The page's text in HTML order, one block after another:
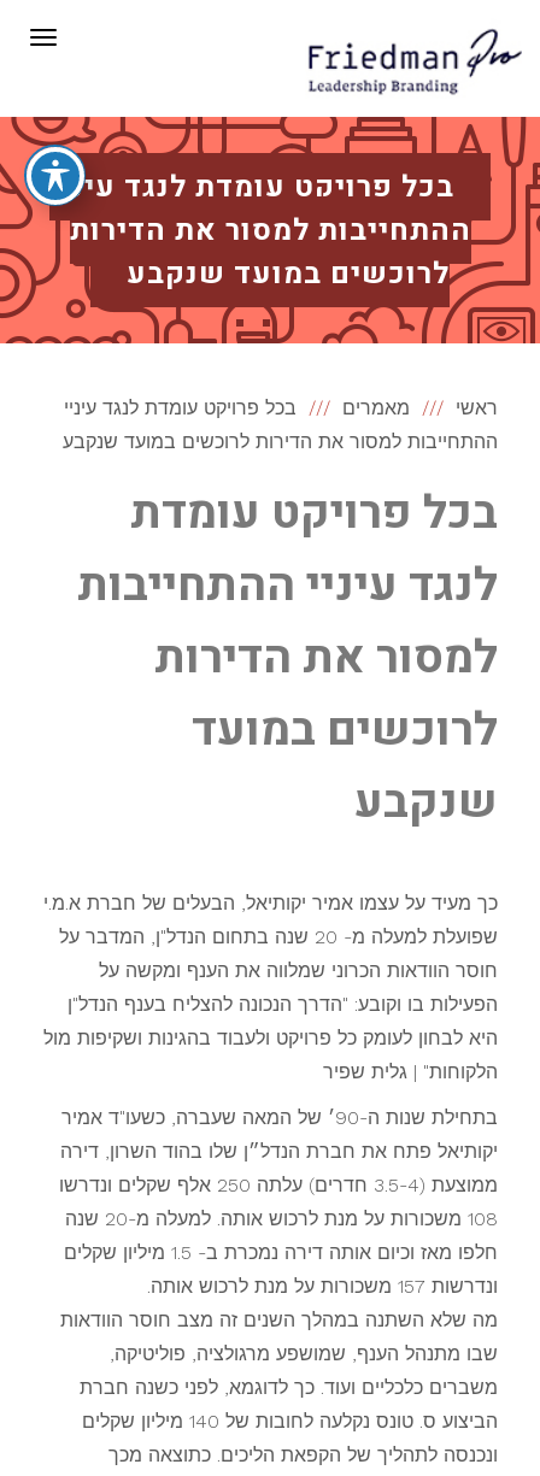
בכל פרויקט עומדת לנגד עיניי
ההתחייבות למסור את הדירות
לרוכשים במועד שנקבע
ראשי מאמרים
בכל פרויקט עומדת לנגד עיניי
ההתחייבות למסור את הדירות לרוכשים במועד שנקבע
בכל פרויקט עומדת
לנגד עיניי ההתחייבות
למסור את הדירות
לרוכשים במועד
שנקבע
כך מעיד על עצמו אמיר יקותיאל, הבעלים של חברת א.מ.י
שפועלת למעלה מ- 20 שנה בתחום הנדל"ן, המדבר על
חוסר הוודאות הכרוני שמלווה את הענף ומקשה על
הפעילות בו וקובע: "הדרך הנכונה להצליח בענף הנדל"ן
היא לבחון לעומק כל פרויקט ולעבוד בהגינות ושקיפות מול
הלקוחות" | גלית שפיר
בתחילת שנות ה-90׳ של המאה שעברה, כשעו"ד אמיר
יקותיאל פתח את חברת הנדל״ן שלו בהוד השרון, דירה
ממוצעת (3.5-4 חדרים) עלתה 250 אלף שקלים ונדרשו
108 משכורות על מנת לרכוש אותה. למעלה מ-20 שנה
חלפו מאז וכיום אותה דירה נמכרת ב- 1.5 מיליון שקלים
ונדרשות 157 משכורות על מנת לרכוש אותה.
מה שלא השתנה במהלך השנים זה מצב חוסר הוודאות
שבו מתנהל הענף, שמושפע מרגולציה, פוליטיקה,
משברים כלכליים ועוד. כך לדוגמא, לפני כשנה חברת
הביצוע ס. טונס נקלעה לחובות של 140 מיליון שקלים
ונכנסה לתהליך של הקפאת הליכים. כתוצאה מכך